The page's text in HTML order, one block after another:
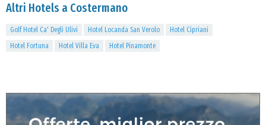
Altri Hotels a Costermano
Golf Hotel Ca' Degli Ulivi Hotel Locanda San Verolo
Hotel Cipriani
Hotel Fortuna
Hotel Villa Eva Hotel Pinamonte